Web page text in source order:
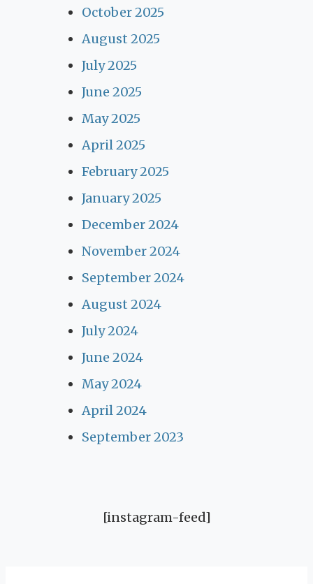
October 2025
August 2025
July 2025
June 2025
May 2025
April 2025
February 2025
January 2025
December 2024
November 2024
September 2024
August 2024
July 2024
June 2024
May 2024
April 2024
September 2023
[instagram-feed]